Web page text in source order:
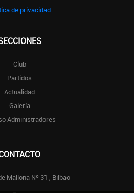
de privacidad
Club
Partidos
Actualidad
Galería
Administradores
Mallona Nº 31 , Bilbao